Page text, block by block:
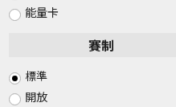
能量卡
賽制
標準
開放